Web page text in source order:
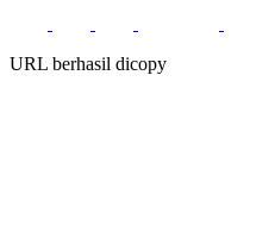
URL berhasil dicopy